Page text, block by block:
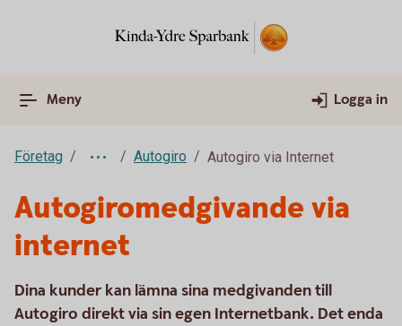
Meny Logga in
Företag Autogiro Autogiro via Internet
Autogiromedgivande via
internet
Dina kunder kan lämna sina medgivanden till
Autogiro direkt via sin egen Internetbank. Det enda